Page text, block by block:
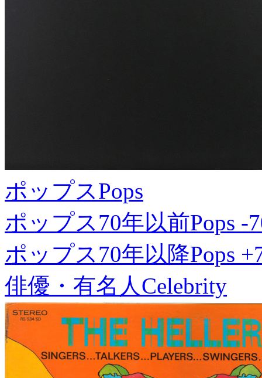
ポップスPops
ポップス70年以前Pops -
ポップス70年以降Pops
俳優・有名人Celebrity